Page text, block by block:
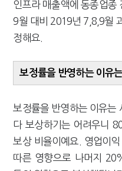
인프라 매출액에 동종업종
9월 대비 2019년 7,8,9월
정해요.
보정률을 반영하는 이유
보정률을 반영하는 이유
다 보상하기는 어려우니
보상 비율이예요. 영업이
따른 영향으로 나머지